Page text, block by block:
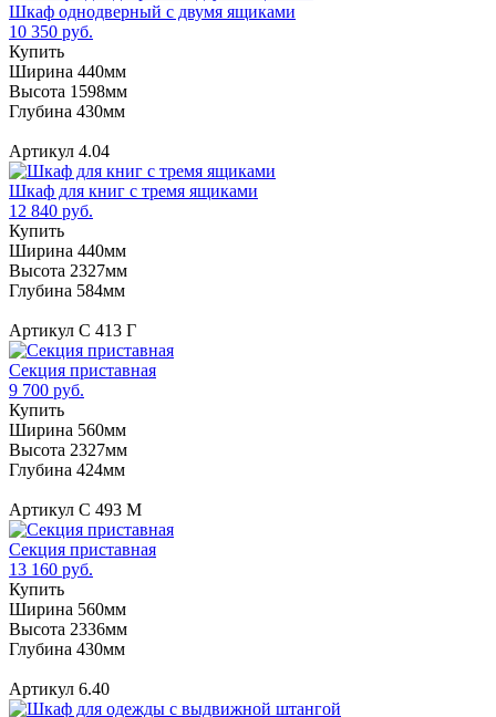
Шкаф однодверный с двумя ящиками
10 350 руб.
Купить
Ширина 440мм
Высота 1598мм
Глубина 430мм
Артикул 4.04
Шкаф для книг с тремя ящиками
12 840 руб.
Купить
Ширина 440мм
Высота 2327мм
Глубина 584мм
Артикул С 413 Г
Секция приставная
9 700 руб.
Купить
Ширина 560мм
Высота 2327мм
Глубина 424мм
Артикул С 493 М
Секция приставная
13 160 руб.
Купить
Ширина 560мм
Высота 2336мм
Глубина 430мм
Артикул 6.40